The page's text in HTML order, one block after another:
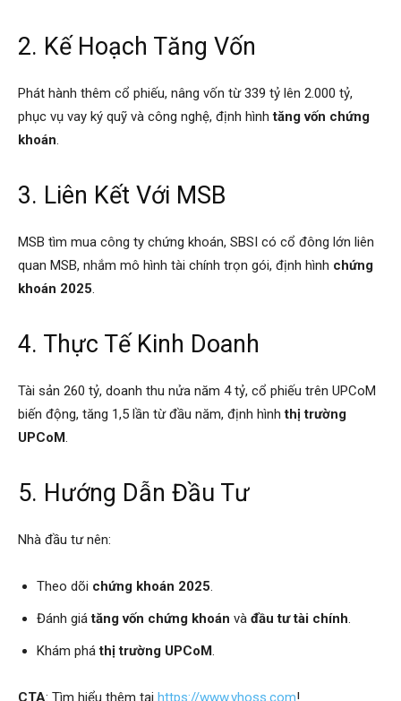
2. Kế Hoạch Tăng Vốn
Phát hành thêm cổ phiếu, nâng vốn từ 339 tỷ lên 2.000 tỷ,
phục vụ vay ký quỹ và công nghệ, định hìnhtăng vốn chứng
khoán.
3. Liên Kết Với MSB
MSB tìm mua công ty chứng khoán, SBSI có cổ đông lớn liên
quan MSB, nhắm mô hình tài chính trọn gói, định hình chứng
khoán 2025.
4. Thực Tế Kinh Doanh
Tài sản 260 tỷ, doanh thu nửa năm 4 tỷ, cổ phiếu trên UPCoM
biến động, tăng 1,5 lần từ đầu năm, định hìnhthị trường
UPCoM.
5. Hướng Dẫn Đầu Tư
Nhà đầu tư nên:
Theo dõi chứng khoán 2025.
Đánh giátăng vốn chứng khoán và đầu tư tài chính.
Khám pháthị trường UPCoM.
CTA: Tìm hiểu thêm tại https://www.vhoss.com!